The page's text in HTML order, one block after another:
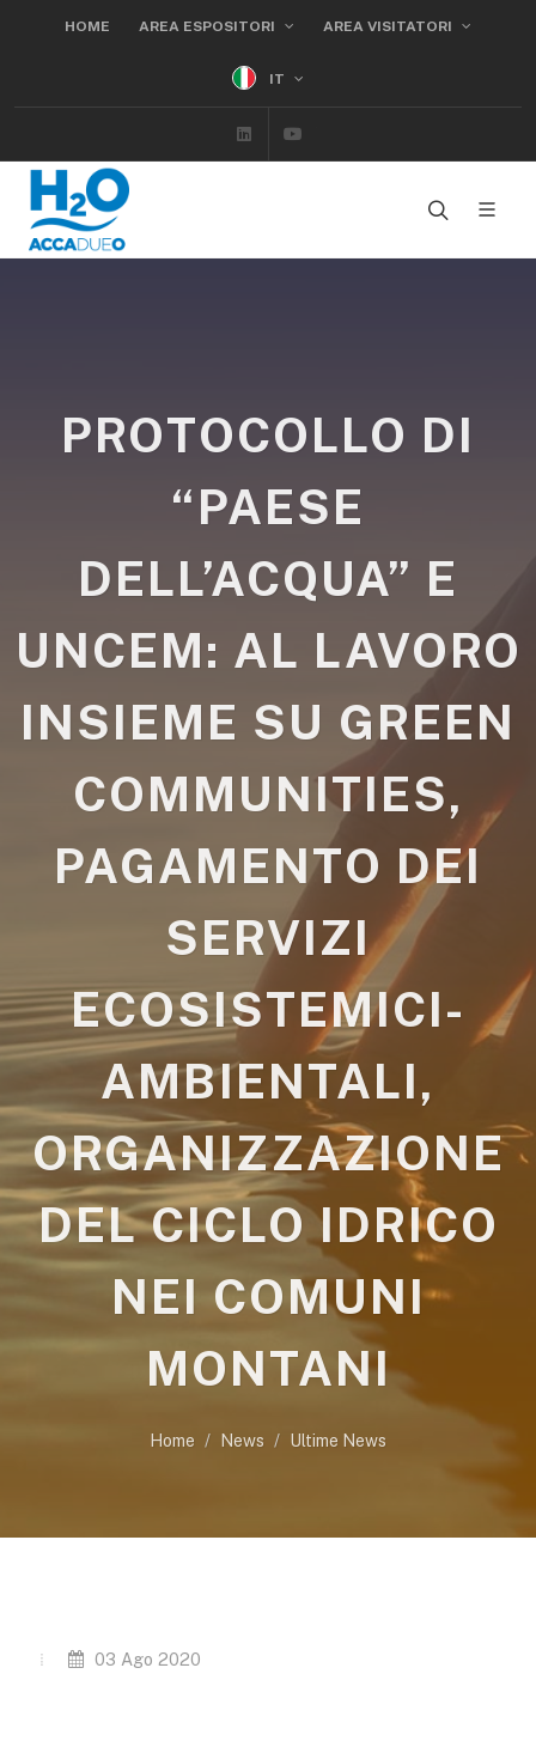
HOME AREA ESPOSITORI AREA VISITATORI
IT
Linkedin
PROTOCOLLO DI
“PAESE
DELL’ACQUA” E
UNCEM: AL LAVORO
INSIEME SU GREEN
COMMUNITIES,
PAGAMENTO DEI
SERVIZI
ECOSISTEMICI-
AMBIENTALI,
ORGANIZZAZIONE
DEL CICLO IDRICO
NEI COMUNI
MONTANI
Home News Ultime News
03 Ago 2020